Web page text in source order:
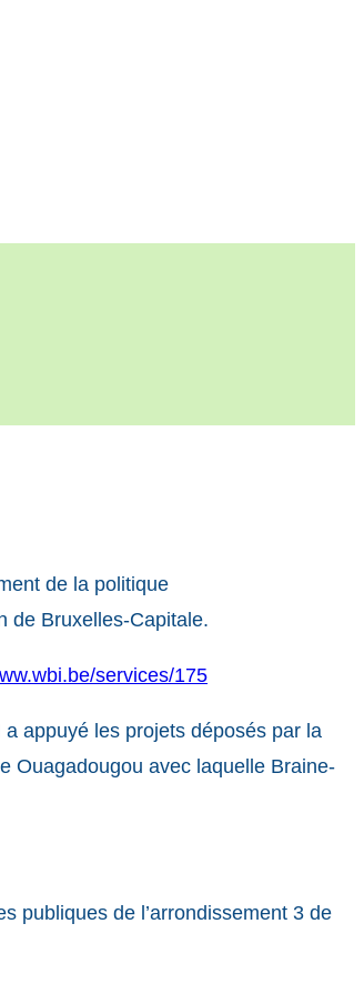
de la politique
de Bruxelles-Capitale.
services/175
appuyé les projets déposés par la
Ouagadougou avec laquelle Braine-
publiques de l’arrondissement 3 de